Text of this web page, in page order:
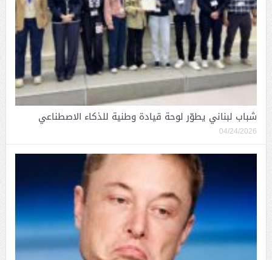
شباب لبناني يطوّر لوحة قيادة وطنية للذكاء الاصطناعي
04/24/2026